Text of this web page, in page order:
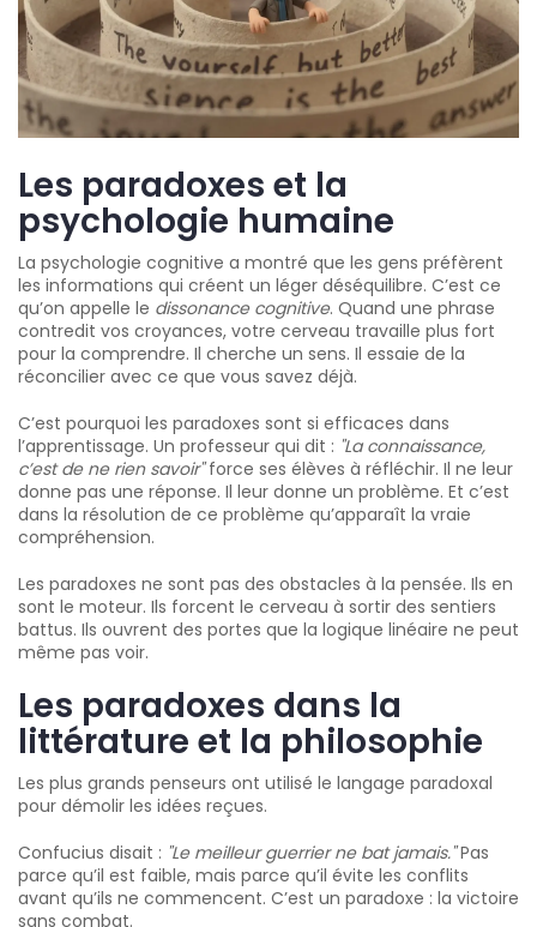
Les paradoxes et la
psychologie humaine
La psychologie cognitive a montré que les gens préfèrent
les informations qui créent un léger déséquilibre. C’est ce
qu’on appelle le dissonance cognitive. Quand une phrase
contredit vos croyances, votre cerveau travaille plus fort
pour la comprendre. Il cherche un sens. Il essaie de la
réconcilier avec ce que vous savez déjà.
C’est pourquoi les paradoxes sont si efficaces dans
l’apprentissage. Un professeur qui dit : "La connaissance,
c’est de ne rien savoir"force ses élèves à réfléchir. Il ne leur
donne pas une réponse. Il leur donne un problème. Et c’est
dans la résolution de ce problème qu’apparaît la vraie
compréhension.
Les paradoxes ne sont pas des obstacles à la pensée. Ils en
sont le moteur. Ils forcent le cerveau à sortir des sentiers
battus. Ils ouvrent des portes que la logique linéaire ne peut
même pas voir.
Les paradoxes dans la
littérature et la philosophie
Les plus grands penseurs ont utilisé le langage paradoxal
pour démolir les idées reçues.
Confucius disait : "Le meilleur guerrier ne bat jamais."Pas
parce qu’il est faible, mais parce qu’il évite les conflits
avant qu’ils ne commencent. C’est un paradoxe : la victoire
sans combat.